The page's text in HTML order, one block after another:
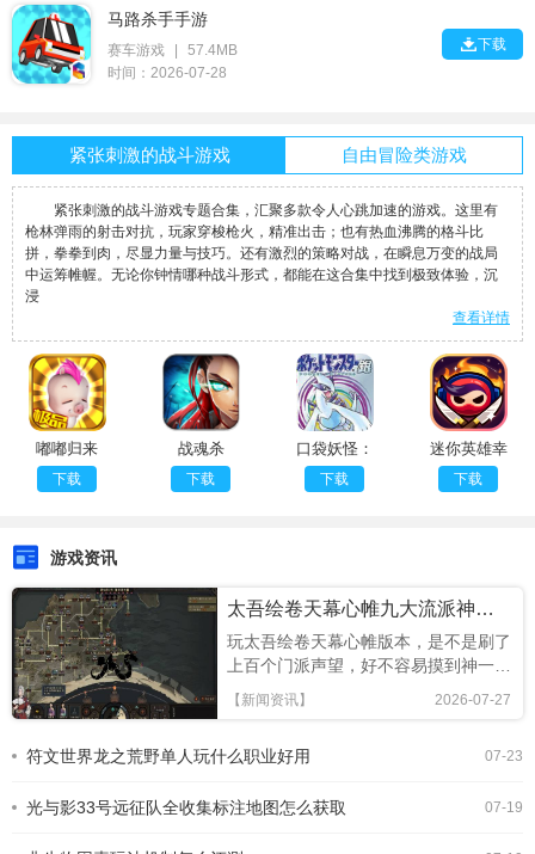
马路杀手手游
赛车游戏
57.4MB
时间：2026-07-28
下载
紧张刺激的战斗游戏 自由冒险类游戏
紧张刺激的战斗游戏专题合集，汇聚多款令人心跳加速的游戏。这里有
枪林弹雨的射击对抗，玩家穿梭枪火，精准出击；也有热血沸腾的格斗比
拼，拳拳到肉，尽显力量与技巧。还有激烈的策略对战，在瞬息万变的战局
中运筹帷幄。无论你钟情哪种战斗形式，都能在这合集中找到极致体验，沉
浸
查看详情
嘟嘟归来
下载
战魂杀
下载
口袋妖怪：
银（悟饭）
下载
迷你英雄幸
存者
v0.2.8.3
下载
游戏资讯
太吾绘卷天幕心帷九大流派神一品功法有哪些
玩太吾绘卷天幕心帷版本，是不是刷了
上百个门派声望，好不容易摸到神一品
功法，却因为选错招式，打个高阶npc
都被按在地上摩擦？别慌，本篇整理了
亲测极难难度乱杀，新手直接抄作业就
配百花谷神一品掌法姹
2026-07-27
【新闻资讯】
07-23
符文世界龙之荒野单人玩什么职业好用
07-19
光与影33号远征队全收集标注地图怎么获取